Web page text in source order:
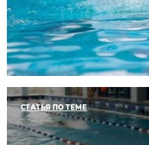
СТАТЬЯ ПО ТЕМЕ